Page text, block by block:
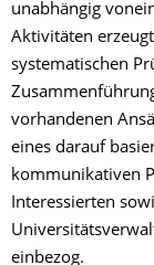
unabhängig
Aktivitäten
systematischen
vorhandenen
eines darauf
kommunikativen
Interessierten
einbezog.